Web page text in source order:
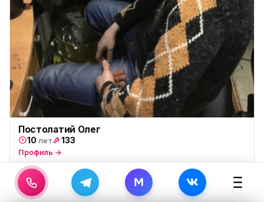
Постолатий Олег
10 лет 133
Профиль →
M